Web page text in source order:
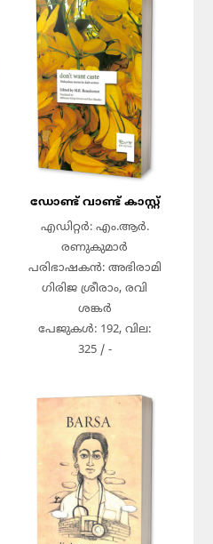
ഡോണ്ട് വാണ്ട് കാസ്റ്റ്
എഡിറ്റർ: എം.ആർ.
രണുകുമാർ
പരിഭാഷകൻ: അഭിരാമി
ഗിരിജ ശ്രീരാം, രവി
ശങ്കർ
പേജുകൾ: 192, വില:
325 / -